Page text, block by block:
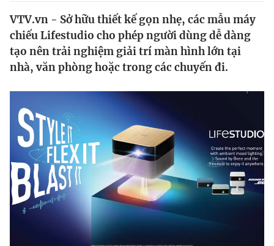
Thế giới
Tin tức
Thế giới đó đây
Câu chuyện quốc tế
Kinh tế
Tài chính
Góc doanh nghiệp
Truyền hình
Phim VTV
Hậu trường
Nhân vật
Giải trí
Điện ảnh
Âm nhạc
Đời sống
Du lịch
VTV.vn - Sở hữu thiết kế gọn nhẹ, các mẫu máy
chiếu Lifestudio cho phép người dùng dễ dàng
tạo nên trải nghiệm giải trí màn hình lớn tại
nhà, văn phòng hoặc trong các chuyến đi.